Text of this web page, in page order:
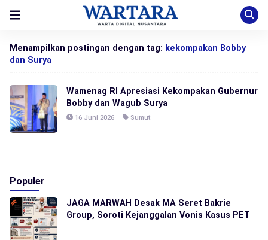
Menampilkan postingan dengan tag: kekompakan Bobby
dan Surya
Wamenag RI Apresiasi Kekompakan Gubernur
Bobby dan Wagub Surya
16 Juni 2026 Sumut
Populer
JAGA MARWAH Desak MA Seret Bakrie
Group, Soroti Kejanggalan Vonis Kasus PET